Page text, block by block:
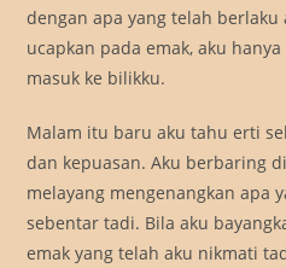
dengan apa yang telah berlaku
ucapkan pada emak, aku
masuk ke bilikku.
Malam itu baru aku tahu erti
dan kepuasan. Aku berbaring
melayang mengenangkan apa
sebentar tadi. Bila aku
emak yang telah aku nikmati